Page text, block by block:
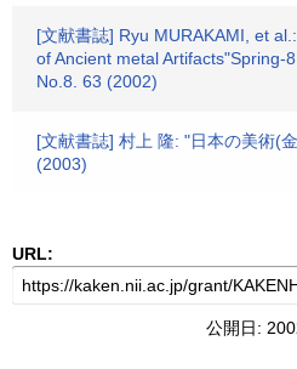
[文献書誌] Ryu MURAKAMI, et
of Ancient metal Artifacts"Spring-
No.8. 63 (2002)
[文献書誌] 村上 隆: "日本の美術(
(2003)
URL:
公開日: